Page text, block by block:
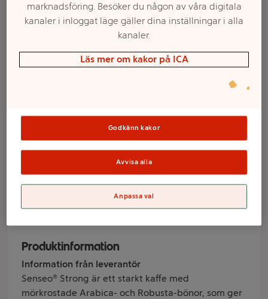
Strong 36-p
Senseo
Produktinformation
Information från leverantör
Senseo® Strong är ett starkt kaffe med
mörkrostade Arabica- och Robusta-bönor, som ger
Välj butik och handla
Sortimentet kan variera mellan butikerna
marknadsföring. Besöker du någon av våra digitala
kanaler i inloggat läge gäller dina inställningar i alla
kanaler.
Läs mer om kakor på ICA
Godkänn kakor
Avvisa alla
Anpassa val